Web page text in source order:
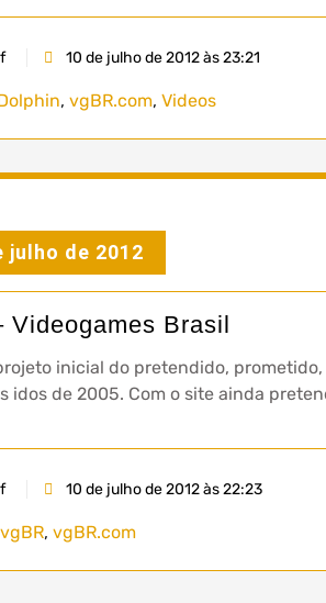
10 de julho de 2012 às 23:21
, vgBR.com, Videos
julho de 2012
Videogames Brasil
inicial do pretendido,
de 2005. Com o site ainda
10 de julho de 2012 às 22:23
vgBR, vgBR.com